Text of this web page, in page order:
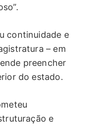
continuidade e
– em
preencher
do estado.
e